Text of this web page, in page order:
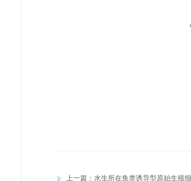
上一篇：水生所在鱼类诱导型原始生殖